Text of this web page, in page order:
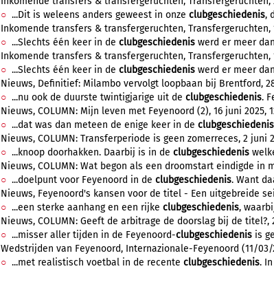
...Dit is weleens anders geweest in onze clubgeschiedenis,
Inkomende transfers & transfergeruchten, Transfergeruchten,
...Slechts één keer in de clubgeschiedenis werd er meer
Inkomende transfers & transfergeruchten, Transfergeruchten,
...Slechts één keer in de clubgeschiedenis werd er meer
Nieuws, Definitief: Milambo vervolgt loopbaan bij Brentford,
...nu ook de duurste twintigjarige uit de clubgeschiedenis.
Nieuws, COLUMN: Mijn leven met Feyenoord (2), 16 juni 2025,
...dat was dan meteen de enige keer in de clubgeschiedenis
Nieuws, COLUMN: Transferperiode is geen zomerreces, 2 juni
...knoop doorhakken. Daarbij is in de clubgeschiedenis
Nieuws, COLUMN: Wat begon als een droomstart eindigde in
...doelpunt voor Feyenoord in de clubgeschiedenis. Want
Nieuws, Feyenoord's kansen voor de titel - Een uitgebreide
...een sterke aanhang en een rijke clubgeschiedenis,
Nieuws, COLUMN: Geeft de arbitrage de doorslag bij de titel?,
...misser aller tijden in de Feyenoord-clubgeschiedenis is
Wedstrijden van Feyenoord, Internazionale-Feyenoord (11/03/
...met realistisch voetbal in de recente clubgeschiedenis.